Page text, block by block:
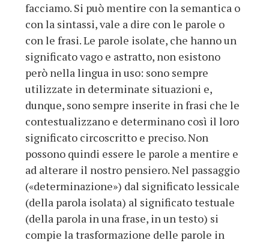
facciamo. Si può mentire con la semantica o
con la sintassi, vale a dire con le parole o
con le frasi. Le parole isolate, che hanno un
significato vago e astratto, non esistono
però nella lingua in uso: sono sempre
utilizzate in determinate situazioni e,
dunque, sono sempre inserite in frasi che le
contestualizzano e determinano così il loro
significato circoscritto e preciso. Non
possono quindi essere le parole a mentire e
ad alterare il nostro pensiero. Nel passaggio
(«determinazione») dal significato lessicale
(della parola isolata) al significato testuale
(della parola in una frase, in un testo) si
compie la trasformazione delle parole in